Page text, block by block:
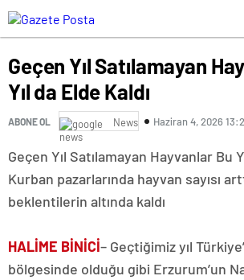
Geçen Yıl Satılamayan
Yıl da Elde Kaldı
ABONE OL News Haziran 4, 2026
Geçen Yıl Satılamayan Hayvanlar Bu
Kurban pazarlarında hayvan sayısı
beklentilerin altında kaldı
HALİME BİNİCİ– Geçtiğimiz yıl
bölgesinde olduğu gibi Erzurum’un